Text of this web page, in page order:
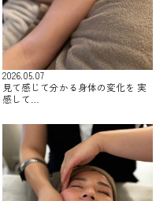
2026.05.07
見て感じて分かる身体の変化を 実
感して…